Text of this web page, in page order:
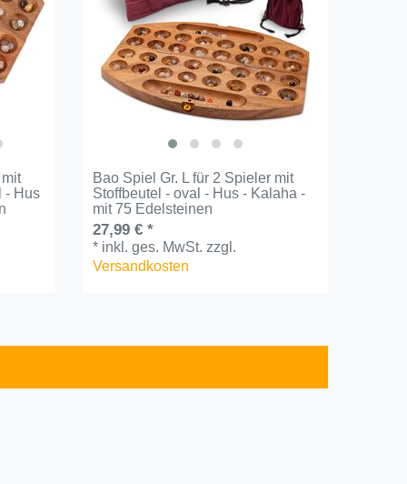
- Hus
Bao Spiel Gr. L für 2 Spieler mit
Stoffbeutel - oval - Hus - Kalaha -
mit 75 Edelsteinen
27,99 € *
* inkl. ges. MwSt. zzgl.
Versandkosten